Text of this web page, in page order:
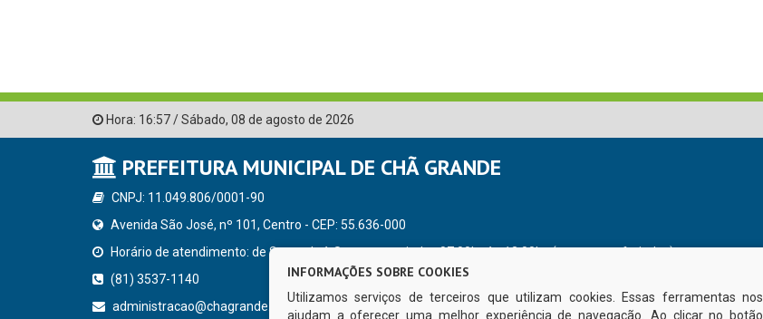
Hora: 16:57/Sábado, 08 de agosto de 2026
PREFEITURA MUNICIPAL DE CHÃ GRANDE
CNPJ: 11.049.806/0001-90
Avenida São José, nº 101, Centro - CEP: 55.636-000
Horário de atendimento: de Segunda à Sexta, a partir das 07:00hs às 13:00hs (exceto nos feriados)
(81) 3537-1140
administracao@chagrande.pe.gov.br
INFORMAÇÕES SOBRE COOKIES
Utilizamos serviços de terceiros que utilizam cookies. Essas ferramentas nos
ajudam a oferecer uma melhor experiência de navegação. Ao clicar no botão